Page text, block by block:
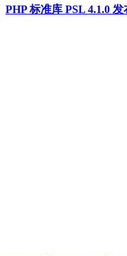
PHP 标准库 PSL 4.1.0